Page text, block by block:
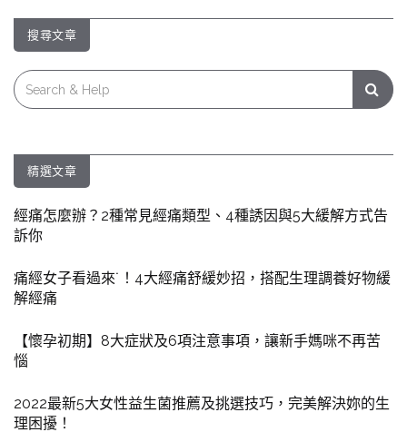
搜尋文章
Search
for:
精選文章
經痛怎麼辦？2種常見經痛類型、4種誘因與5大緩解方式告
訴你
痛經女子看過來˙！4大經痛舒緩妙招，搭配生理調養好物緩
解經痛
【懷孕初期】8大症狀及6項注意事項，讓新手媽咪不再苦
惱
2022最新5大女性益生菌推薦及挑選技巧，完美解決妳的生
理困擾！